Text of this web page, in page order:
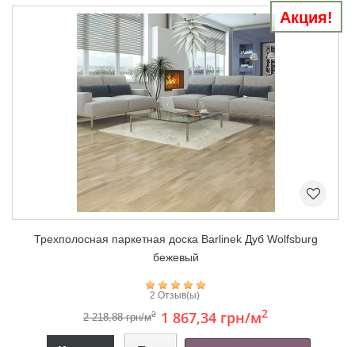
Акция!
Трехполосная паркетная доска Barlinek Дуб Wolfsburg
бежевый
2 Отзыв(ы)
2 218,88 грн/м2 1 867,34 грн/м2